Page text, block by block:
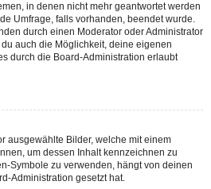
in denen nicht mehr geantwortet werden
Umfrage, falls vorhanden, beendet wurde.
durch einen Moderator oder Administrator
auch die Möglichkeit, deine eigenen
durch die Board-Administration erlaubt
ausgewählte Bilder, welche mit einem
um dessen Inhalt kennzeichnen zu
Symbole zu verwenden, hängt von deinen
Administration gesetzt hat.